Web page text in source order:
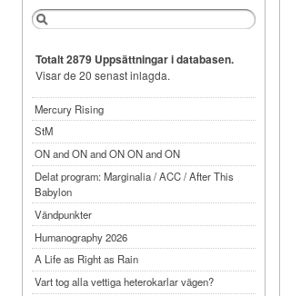
Totalt 2879 Uppsättningar i databasen.
Visar de 20 senast inlagda.
Mercury Rising
StM
ON and ON and ON ON and ON
Delat program: Marginalia / ACC / After This
Babylon
Vändpunkter
Humanography 2026
A Life as Right as Rain
Vart tog alla vettiga heterokarlar vägen?